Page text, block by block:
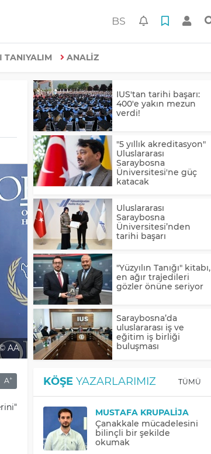
BS
TANIYALIM ANALİZ
AA
A+
IUS'tan tarihi başarı:
400'e yakın mezun
verdi!
"5 yıllık akreditasyon"
Uluslararası
Saraybosna
Üniversitesi'ne güç
katacak
Uluslararası
Saraybosna
Üniversitesi’nden
tarihi başarı
"Yüzyılın Tanığı" kitabı,
en ağır trajedileri
gözler önüne seriyor
Saraybosna’da
uluslararası iş ve
eğitim iş birliği
buluşması
KÖŞE YAZARLARIMIZ TÜMÜ
MUSTAFA KRUPALIJA
Çanakkale mücadelesini
bilinçli bir şekilde
okumak